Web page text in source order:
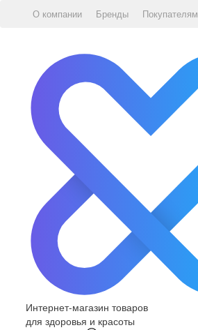
О компании Бренды Покупателям
Интернет-магазин товаров
для здоровья и красоты